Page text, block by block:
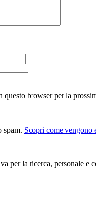
browser per la
spam. Scopri come vengono
per la ricerca, personale e